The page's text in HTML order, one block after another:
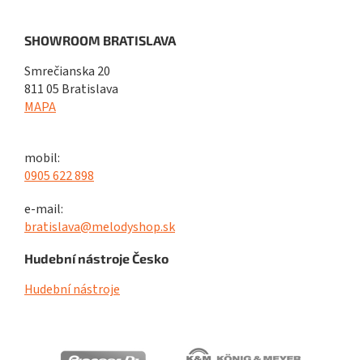
SHOWROOM BRATISLAVA
Smrečianska 20
811 05 Bratislava
MAPA
mobil:
0905 622 898
e-mail:
bratislava@melodyshop.sk
Hudební nástroje Česko
Hudební nástroje